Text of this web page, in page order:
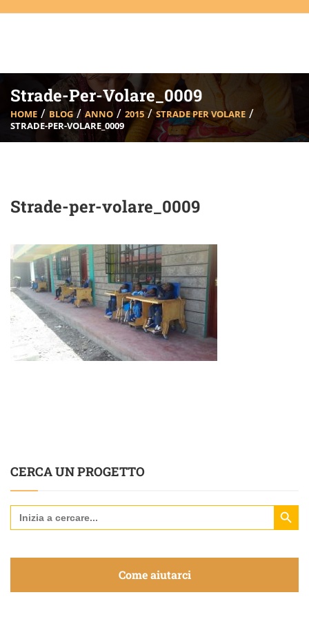
Strade-Per-Volare_0009
HOME BLOG ANNO 2015
STRADE PER VOLARE
STRADE-PER-VOLARE_0009
Strade-per-volare_0009
CERCA UN PROGETTO
Search
for:
Search
Come aiutarci